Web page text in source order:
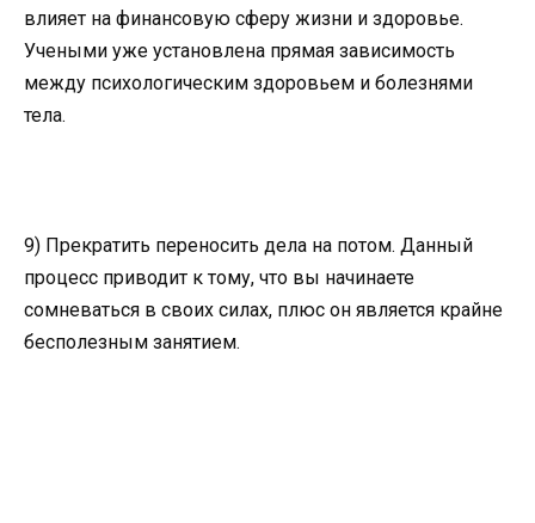
влияет на финансовую сферу жизни и здоровье.
Учеными уже установлена прямая зависимость
между психологическим здоровьем и болезнями
тела.
9) Прекратить переносить дела на потом. Данный
процесс приводит к тому, что вы начинаете
сомневаться в своих силах, плюс он является крайне
бесполезным занятием.